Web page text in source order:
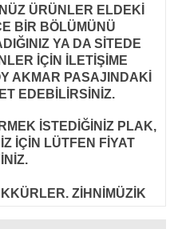
ÜRÜNLER ELDEKİ
BİR BÖLÜMÜNÜ
YA DA SİTEDE
İÇİN İLETİŞİME
AKMAR PASAJINDAKİ
EDEBİLİRSİNİZ.
İSTEDİĞİNİZ PLAK,
İÇİN LÜTFEN FİYAT
ZİHNİMÜZİK